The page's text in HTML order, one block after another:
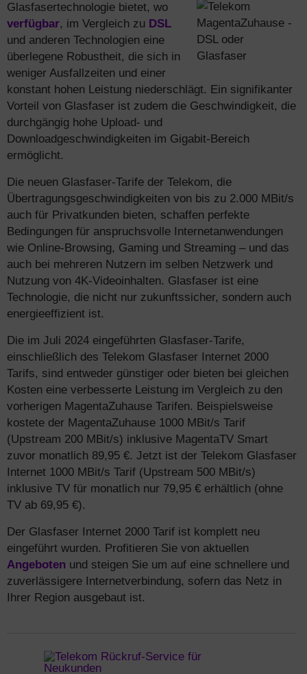
Glasfasertechnologie bietet, wo
verfügbar, im Vergleich zu DSL
und anderen Technologien eine
überlegene Robustheit, die sich in
weniger Ausfallzeiten und einer
konstant hohen Leistung niederschlägt. Ein signifikanter
Vorteil von Glasfaser ist zudem die Geschwindigkeit, die
durchgängig hohe Upload- und
Downloadgeschwindigkeiten im Gigabit-Bereich
ermöglicht.
Die neuen Glasfaser-Tarife der Telekom, die
Übertragungsgeschwindigkeiten von bis zu 2.000 MBit/s
auch für Privatkunden bieten, schaffen perfekte
Bedingungen für anspruchsvolle Internetanwendungen
wie Online-Browsing, Gaming und Streaming – und das
auch bei mehreren Nutzern im selben Netzwerk und
Nutzung von 4K-Videoinhalten. Glasfaser ist eine
Technologie, die nicht nur zukunftssicher, sondern auch
energieeffizient ist.
Die im Juli 2024 eingeführten Glasfaser-Tarife,
einschließlich des Telekom Glasfaser Internet 2000
Tarifs, sind entweder günstiger oder bieten bei gleichen
Kosten eine verbesserte Leistung im Vergleich zu den
vorherigen MagentaZuhause Tarifen. Beispielsweise
kostete der MagentaZuhause 1000 MBit/s Tarif
(Upstream 200 MBit/s) inklusive MagentaTV Smart
zuvor monatlich 89,95 €. Jetzt ist der Telekom Glasfaser
Internet 1000 MBit/s Tarif (Upstream 500 MBit/s)
inklusive TV für monatlich nur 79,95 € erhältlich (ohne
TV ab 69,95 €).
Der Glasfaser Internet 2000 Tarif ist komplett neu
eingeführt wurden. Profitieren Sie von aktuellen
Angeboten und steigen Sie um auf eine schnellere und
zuverlässigere Internetverbindung, sofern das Netz in
Ihrer Region ausgebaut ist.